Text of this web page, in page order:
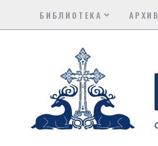
БИБЛИОТЕКА АРХИВ